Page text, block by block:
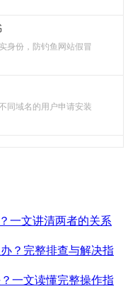
身份，防钓鱼网站假冒
同域名的用户申请安装
一文讲清两者的关系
？完整排查与解决指
一文读懂完整操作指